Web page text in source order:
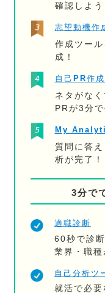
確認しよう
志望動機作
作成ツー
成！
自己PR作
ネタがな
PRが3分で
My
質問に答
析が完了！
3分で
適職診断
60秒で診
業界・職種
自己分析ツ
就活で必